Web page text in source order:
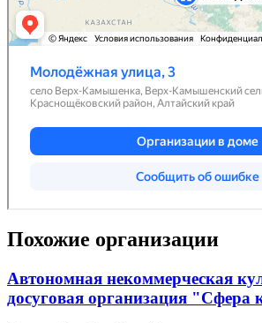
Похожие организации
Автономная некоммерческая
досуговая организация "Сфера